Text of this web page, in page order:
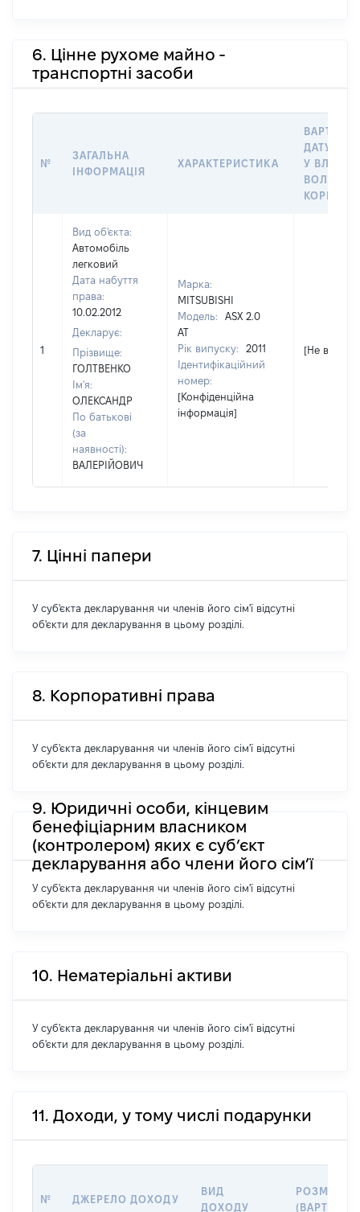
6. Цінне рухоме майно -
транспортні засоби
№
ЗАГАЛЬНА
ІНФОРМАЦІЯ
ХАРАКТЕРИСТИКА
ДАТУ
У
1
Вид об'єкта:
Автомобіль
легковий
Дата набуття
права:
10.02.2012
Декларує:
Прізвище:
ГОЛТВЕНКО
Ім'я:
ОЛЕКСАНДР
По батькові
(за
наявності):
ВАЛЕРІЙОВИЧ
Марка:
MITSUBISHI
Модель:
ASX 2.0
AT
Рік випуску:
2011
Ідентифікаційний
номер:
[Конфіденційна
інформація]
[Не відомо]
7. Цінні папери
У суб'єкта декларування чи членів його сім'ї відсутні
об'єкти для декларування в цьому розділі.
8. Корпоративні права
У суб'єкта декларування чи членів його сім'ї відсутні
об'єкти для декларування в цьому розділі.
9. Юридичні особи, кінцевим
бенефіціарним власником
(контролером) яких є суб’єкт
декларування або члени його сім’ї
У суб'єкта декларування чи членів його сім'ї відсутні
об'єкти для декларування в цьому розділі.
10. Нематеріальні активи
У суб'єкта декларування чи членів його сім'ї відсутні
об'єкти для декларування в цьому розділі.
11. Доходи, у тому числі подарунки
№ ДЖЕРЕЛО ДОХОДУ
ВИД
ДОХОДУ
РОЗМІР
(ВАРТІСТЬ)